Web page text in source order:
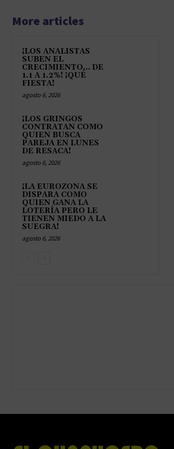
More articles
¡LOS ANALISTAS
SUBEN EL
CRECIMIENTO… DE
1.1 A 1.2%! ¡QUÉ
FIESTA!
agosto 6, 2026
¡LOS GRINGOS
CONTRATAN COMO
QUIEN BUSCA
PAREJA EN LUNES
DE RESACA!
agosto 6, 2026
¡LA EUROZONA SE
DISPARA COMO
QUIEN GANA LA
LOTERÍA PERO LE
TIENEN MIEDO A LA
SUEGRA!
agosto 6, 2026